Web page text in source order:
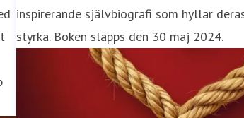
inspirerande självbiografi som hyllar
styrka. Boken släpps den 30 maj 2024.